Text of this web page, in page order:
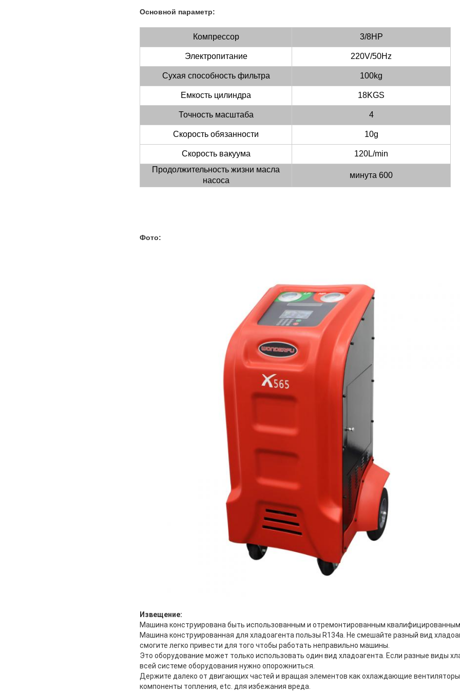
Основной параметр:
Компрессор 3/8HP
Электропитание 220V/50Hz
Сухая способность фильтра 100kg
Емкость цилиндра 18KGS
Точность масштаба 4
Скорость обязанности 10g
Скорость вакуума
120L/min
Продолжительность жизни масла
насоса
минута 600
Фото:
Извещение:
Машина конструирована быть использованным и отремонтированным
Машина конструированная для хладоагента пользы R134a. Не смешайте разный вид
смогите легко привести для того чтобы работать неправильно машины.
Это оборудование может только использовать один вид хладоагента. Если разные виды
всей системе оборудования нужно опорожниться.
Держите далеко от двигающих частей и вращая элементов как охлаждающие
компоненты топления, etc. для избежания вреда.